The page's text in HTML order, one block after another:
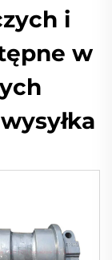
i
w